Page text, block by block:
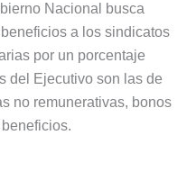
Nacional busca
a los sindicatos
por un porcentaje
del Ejecutivo son las de
no remunerativas, bonos